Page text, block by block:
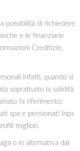
possibilità di richiedere
e le finanziarie
Creditizie,
infatti, quando si
soprattutto la solidità
fa riferimento:
spa e pensionati Inps
migliori.
o in alternativa dal